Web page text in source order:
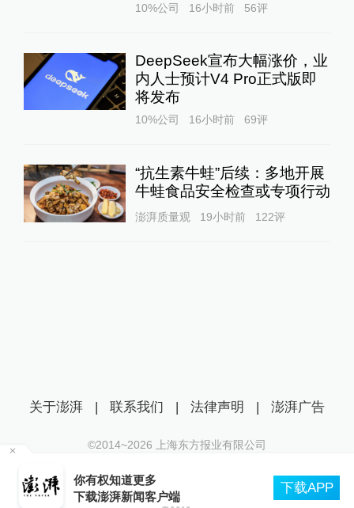
10%公司 16小时前 56评
DeepSeek宣布大幅涨价，业
内人士预计V4 Pro正式版即
将发布
10%公司 16小时前 69评
“抗生素牛蛙”后续：多地开展
牛蛙食品安全检查或专项行动
澎湃质量观 19小时前 122评
你有权知道更多
下载澎湃新闻客户端
下载APP
关于澎湃 | 联系我们 | 法律声明 | 澎湃广告
©2014~2026 上海东方报业有限公司
互联网新闻信息服务许可证：31120170006